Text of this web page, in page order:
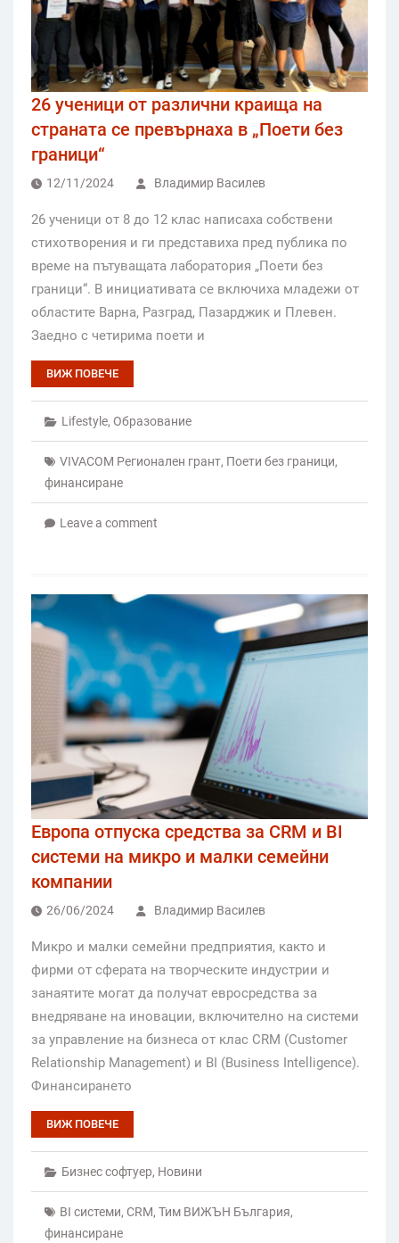
26 ученици от различни краища на
страната се превърнаха в „Поети без
граници“
12/11/2024 Владимир Василев
26 ученици от 8 до 12 клас написаха собствени
стихотворения и ги представиха пред публика по
време на пътуващата лаборатория „Поети без
граници“. В инициативата се включиха младежи от
областите Варна, Разград, Пазарджик и Плевен.
Заедно с четирима поети и
ВИЖ ПОВЕЧЕ
Lifestyle, Образование
VIVACOM Регионален грант, Поети без граници,
финансиране
Leave a comment
Европа отпуска средства за CRM и BI
системи на микро и малки семейни
компании
26/06/2024 Владимир Василев
Микро и малки семейни предприятия, както и
фирми от сферата на творческите индустрии и
занаятите могат да получат евросредства за
внедряване на иновации, включително на системи
за управление на бизнеса от клас CRM (Customer
Relationship Management) и BI (Business Intelligence).
Финансирането
ВИЖ ПОВЕЧЕ
Бизнес софтуер, Новини
BI системи, CRM, Тим ВИЖЪН България,
финансиране